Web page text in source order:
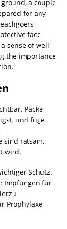
Packe
und füge
sind ratsam,
wird.
Schutz.
Impfungen für
Prophylaxe-